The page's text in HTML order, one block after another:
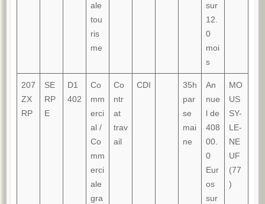
ale
tou
ris
me
sur
12.
0
moi
s
207
ZX
RP
SE
RP
E
D1
402
Co
mm
erci
al /
Co
mm
erci
ale
gra
Co
ntr
at
trav
ail
CDI
35h
par
se
mai
ne
An
nue
l de
408
00.
0
Eur
os
sur
MO
US
SY-
LE-
NE
UF
(77
)